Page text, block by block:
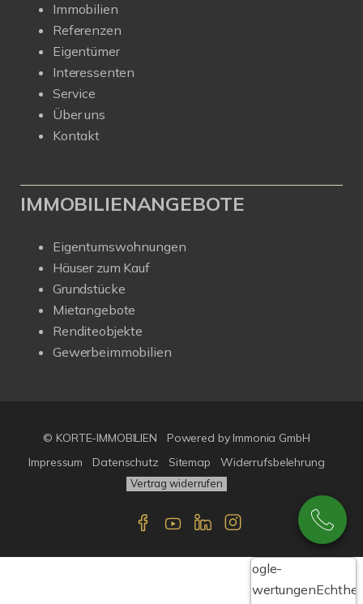
Immobilien
Referenzen
Eigentümer
Interessenten
Service
Über uns
Kontakt
IMMOBILIENANGEBOTE
Eigentumswohnungen
Häuser zum Kauf
Grundstücke
Mietangebote
Renditeobjekte
Gewerbeimmobilien
© KORTE-IMMOBILIEN
Powered by Immonia GmbH
Impressum
Datenschutz Sitemap Widerrufsbelehrung
Vertrag widerrufen
Google-
Bewertungen